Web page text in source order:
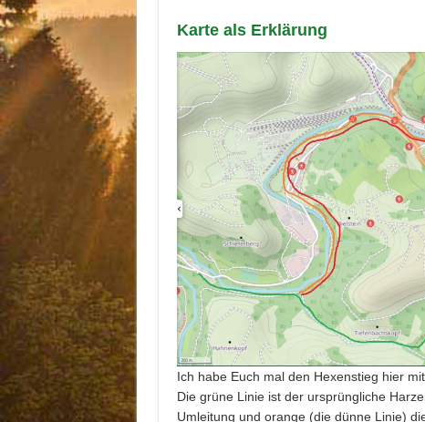
Karte als Erklärung
Ich habe Euch mal den Hexenstieg hier
Die grüne Linie ist der ursprüngliche
Umleitung und orange (die dünne Linie)